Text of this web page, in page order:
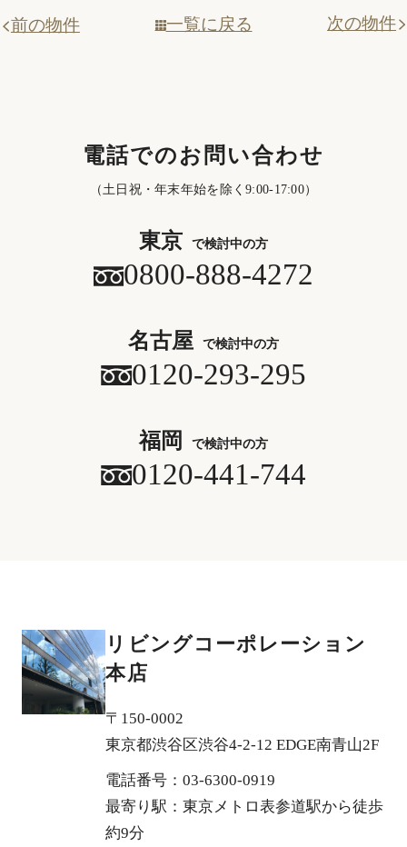
前の物件 一覧に戻る 次の物件
電話でのお問い合わせ
（土日祝・年末年始を除く9:00-17:00）
東京 で検討中の方
0800-888-4272
名古屋 で検討中の方
0120-293-295
福岡 で検討中の方
0120-441-744
リビングコーポレーション
本店
〒150-0002
東京都渋谷区渋谷4-2-12 EDGE南青山2F
電話番号：03-6300-0919
最寄り駅：東京メトロ表参道駅から徒歩
約9分